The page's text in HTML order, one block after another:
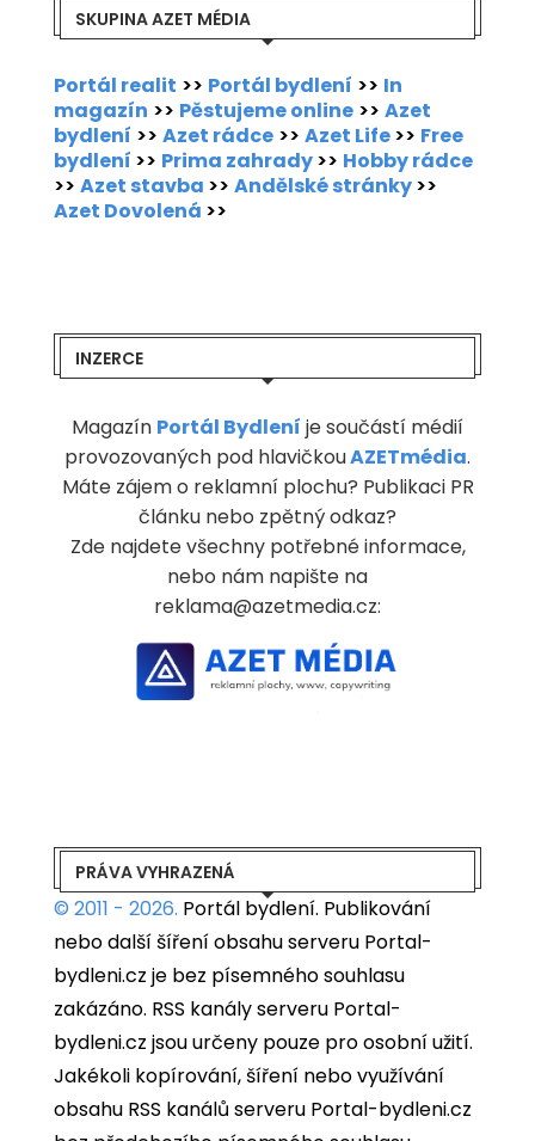
SKUPINA AZET MÉDIA
Portál realit >> Portál bydlení >> In
magazín >> Pěstujeme online >> Azet
bydlení >> Azet rádce >> Azet Life>> Free
bydlení >> Prima zahrady>> Hobby rádce
>> Azet stavba >> Andělské stránky>>
Azet Dovolená >>
INZERCE
Magazín Portál Bydlení je součástí médií
provozovaných pod hlavičkouAZETmédia.
Máte zájem o reklamní plochu? Publikaci PR
článku nebo zpětný odkaz?
Zde najdete všechny potřebné informace,
nebo nám napište na
reklama@azetmedia.cz:
PRÁVA VYHRAZENÁ
© 2011 - 2026. Portál bydlení. Publikování
nebo další šíření obsahu serveru Portal-
bydleni.cz je bez písemného souhlasu
zakázáno. RSS kanály serveru Portal-
bydleni.cz jsou určeny pouze pro osobní užití.
Jakékoli kopírování, šíření nebo využívání
obsahu RSS kanálů serveru Portal-bydleni.cz